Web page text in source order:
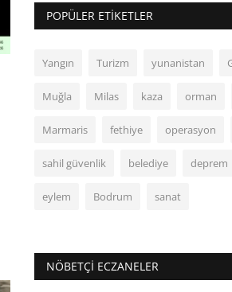
POPÜLER ETIKETLER
Yangın Turizm yunanistan
Muğla Milas kaza orman
Marmaris fethiye operasyon
sahil güvenlik belediye deprem
eylem Bodrum sanat
NÖBETÇI ECZANELER